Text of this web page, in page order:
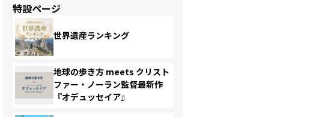
特設ページ
世界遺産ランキング
地球の歩き方 meets クリスト
ファー・ノーラン監督最新作
『オデュッセイア』